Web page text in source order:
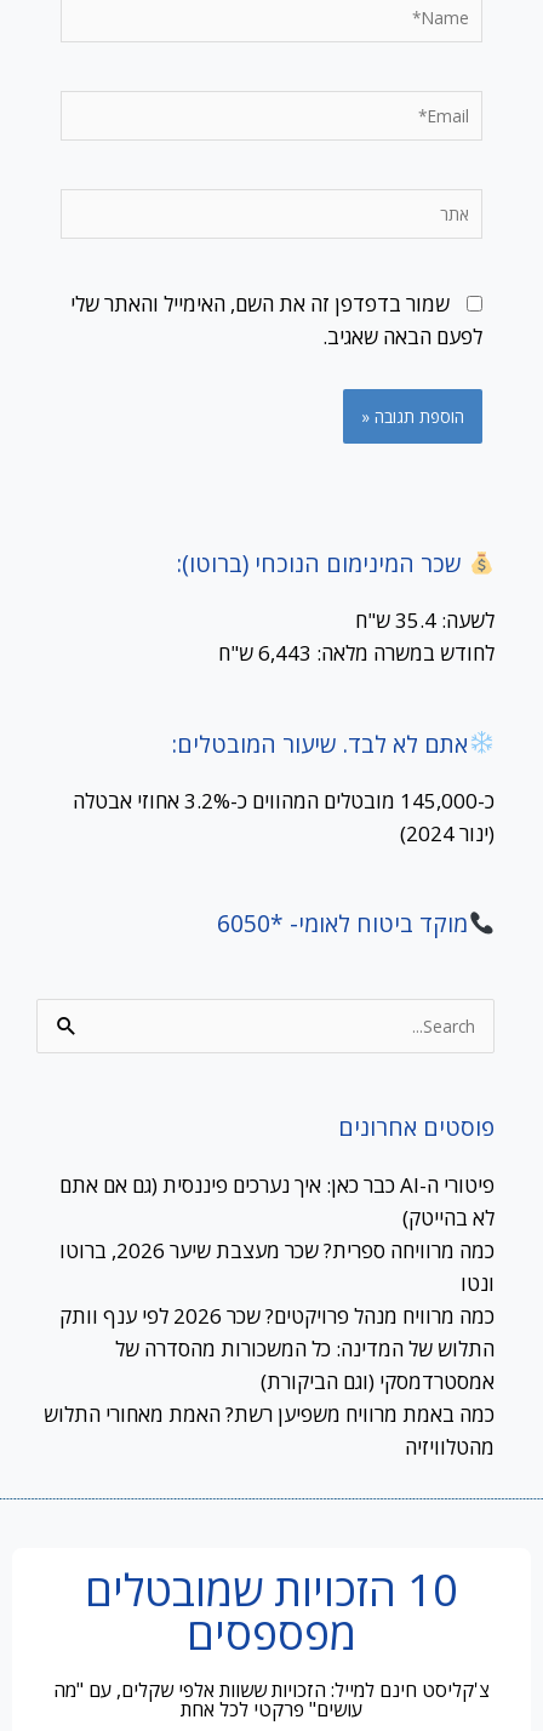
Name*
Email*
אתר
שמור בדפדפן זה את השם, האימייל והאתר שלי
לפעם הבאה שאגיב.
שכר המינימום הנוכחי (ברוטו):
לשעה: 35.4 ש"ח
לחודש במשרה מלאה: 6,443 ש"ח
אתם לא לבד. שיעור המובטלים:
כ-145,000 מובטלים המהווים כ-3.2% אחוזי אבטלה
(ינור 2024)
מוקד ביטוח לאומי- *6050
Search
for:
פוסטים אחרונים
פיטורי ה-AI כבר כאן: איך נערכים פיננסית (גם אם אתם
לא בהייטק)
כמה מרוויחה ספרית? שכר מעצבת שיער 2026, ברוטו
ונטו
כמה מרוויח מנהל פרויקטים? שכר 2026 לפי ענף וותק
התלוש של המדינה: כל המשכורות מהסדרה של
אמסטרדמסקי (וגם הביקורת)
כמה באמת מרוויח משפיען רשת? האמת מאחורי התלוש
מהטלוויזיה
10 הזכויות שמובטלים
מפספסים
צ'קליסט חינם למייל: הזכויות ששוות אלפי שקלים, עם "מה
עושים" פרקטי לכל אחת